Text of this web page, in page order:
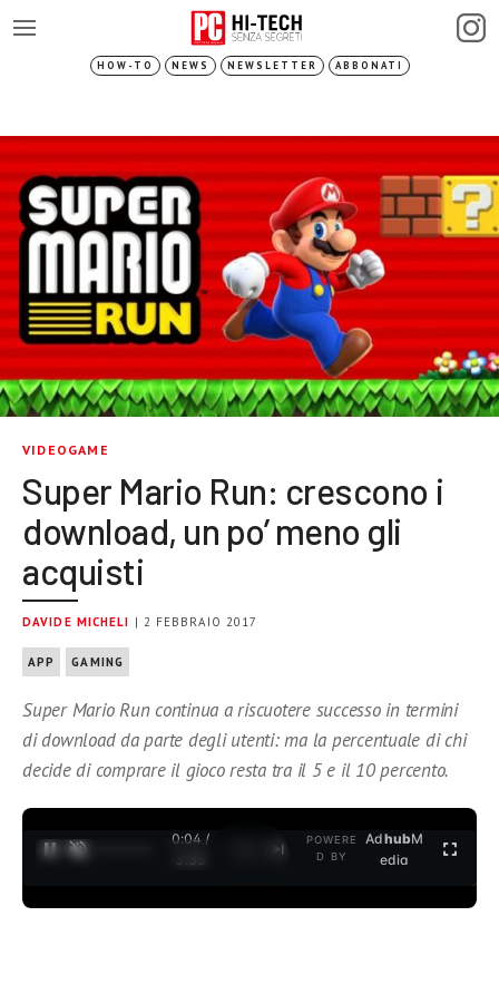
HOW-TO NEWS NEWSLETTER ABBONATI
VIDEOGAME
Super Mario Run: crescono i
download, un po’ meno gli
acquisti
DAVIDE MICHELI | 2 FEBBRAIO 2017
APP GAMING
Super Mario Run continua a riscuotere successo in termini
di download da parte degli utenti: ma la percentuale di chi
decide di comprare il gioco resta tra il 5 e il 10 percento.
0:04 /
3:35
POWERE
D BY
AdhubM
edia